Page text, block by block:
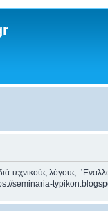
τεχνικοὺς λόγους.
seminaria-